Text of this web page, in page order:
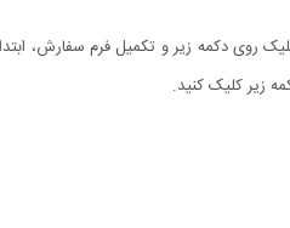
روی دکمه زیر و تکمیل فرم سفارش،
زیر کلیک کنید.